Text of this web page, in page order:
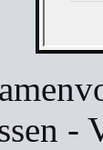
-